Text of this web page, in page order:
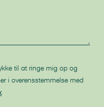
til at ringe mig op og
i overensstemmelse med